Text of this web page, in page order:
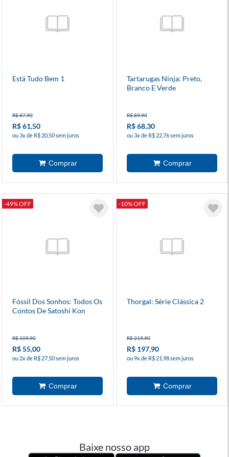
Está Tudo Bem 1
R$ 87,90
R$ 61,50
ou 3x de R$ 20,50 sem juros
Tartarugas Ninja: Preto,
Branco E Verde
R$ 89,90
R$ 68,30
ou 3x de R$ 22,76 sem juros
-49% OFF
Fóssil Dos Sonhos: Todos Os
Contos De Satoshi Kon
R$ 109,90
R$ 55,00
ou 2x de R$ 27,50 sem juros
-10% OFF
Thorgal: Série Clássica 2
R$ 219,90
R$ 197,90
ou 9x de R$ 21,98 sem juros
Baixe nosso app